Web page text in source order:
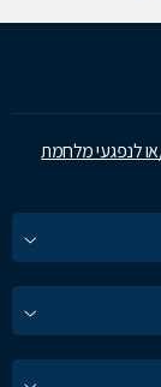
או לנפגעי מלחמת